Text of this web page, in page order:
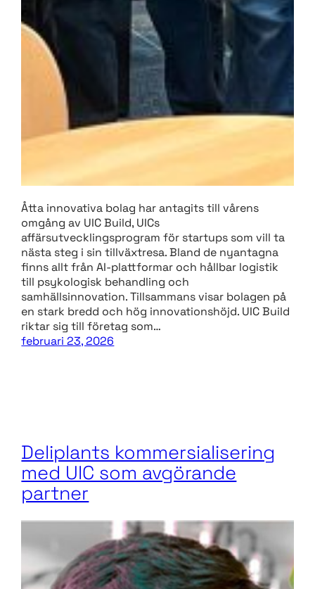
Åtta innovativa bolag har antagits till vårens
omgång av UIC Build, UICs
affärsutvecklingsprogram för startups som vill ta
nästa steg i sin tillväxtresa. Bland de nyantagna
finns allt från AI-plattformar och hållbar logistik
till psykologisk behandling och
samhällsinnovation. Tillsammans visar bolagen på
en stark bredd och hög innovationshöjd. UIC Build
riktar sig till företag som…
februari 23, 2026
Deliplants kommersialisering
med UIC som avgörande
partner